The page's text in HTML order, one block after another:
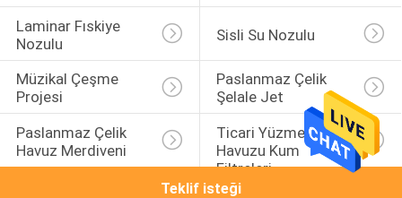
Laminar Fıskiye
Nozulu
Sisli Su Nozulu
Müzikal Çeşme
Projesi
Paslanmaz Çelik
Şelale Jet
Paslanmaz Çelik
Havuz Merdiveni
Ticari Yüzme
Havuzu Kum
Filtreleri
Teklif isteği